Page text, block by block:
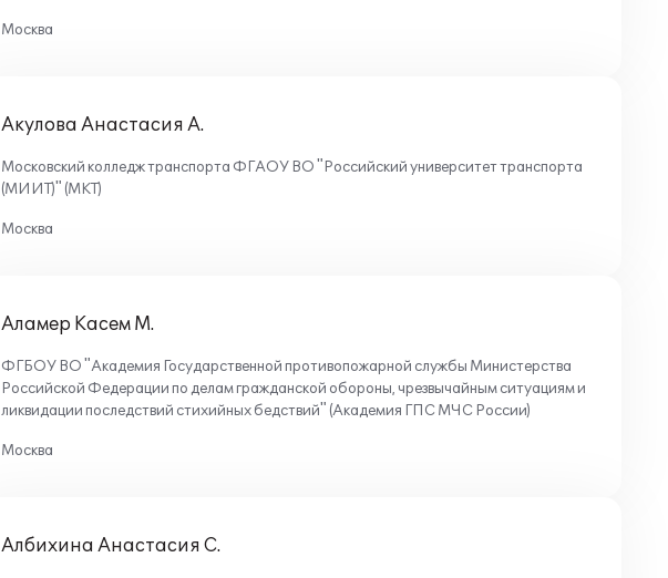
Москва
Акулова Анастасия А.
Московский колледж транспорта ФГАОУ ВО "Российский университет транспорта
(МИИТ)" (МКТ)
Москва
Аламер Касем М.
ФГБОУ ВО "Академия Государственной противопожарной службы Министерства
Российской Федерации по делам гражданской обороны, чрезвычайным ситуациям и
ликвидации последствий стихийных бедствий" (Академия ГПС МЧС России)
Москва
Албихина Анастасия С.